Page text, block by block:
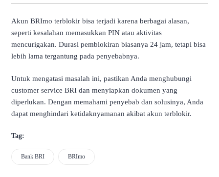
Akun BRImo terblokir bisa terjadi karena berbagai alasan,
seperti kesalahan memasukkan PIN atau aktivitas
mencurigakan. Durasi pemblokiran biasanya 24 jam, tetapi bisa
lebih lama tergantung pada penyebabnya.
Untuk mengatasi masalah ini, pastikan Anda menghubungi
customer service BRI dan menyiapkan dokumen yang
diperlukan. Dengan memahami penyebab dan solusinya, Anda
dapat menghindari ketidaknyamanan akibat akun terblokir.
Tag:
Bank BRI BRImo